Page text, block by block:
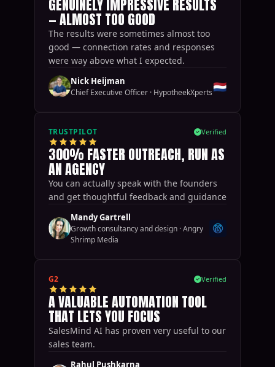
GENUINELY IMPRESSIVE RESULTS
— ALMOST TOO GOOD
The results were sometimes almost too
good — connection rates and responses
were way above what I expected.
Nick Heijman
Chief Executive Officer · HypotheekXperts🇳🇱
TRUSTPILOT Verified
300% FASTER OUTREACH, RUN AS
AN AGENCY
You can actually speak with the founders
and get thoughtful feedback and guidance
Mandy Gartrell
Growth consultancy and design ·Angry
Shrimp Media
G2 Verified
A VALUABLE AUTOMATION TOOL
THAT LETS YOU FOCUS
SalesMind AI has proven very useful to our
sales team.
Rahul Pushkarna